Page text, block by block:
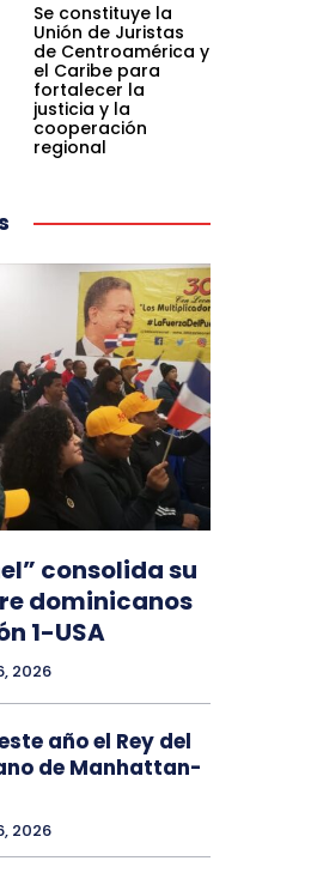
Se constituye la
Unión de Juristas
de Centroamérica y
el Caribe para
fortalecer la
justicia y la
cooperación
regional
consolida su
dominicanos
1-USA
2026
año el Rey del
de Manhattan-
2026